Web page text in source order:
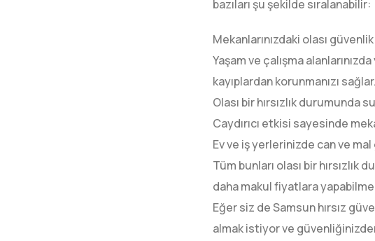
bazıları şu şekilde sıralanabilir:
Mekanlarınızdaki olası
Yaşam ve çalışma
kayıplardan korunmanızı sağlar.
Olası bir hırsızlık
Caydırıcı etkisi sayesinde
Ev ve iş yerlerinizde can ve
Tüm bunları olası bir hırsızlık
daha makul fiyatlara
Eğer siz de Samsun hırsız
almak istiyor ve